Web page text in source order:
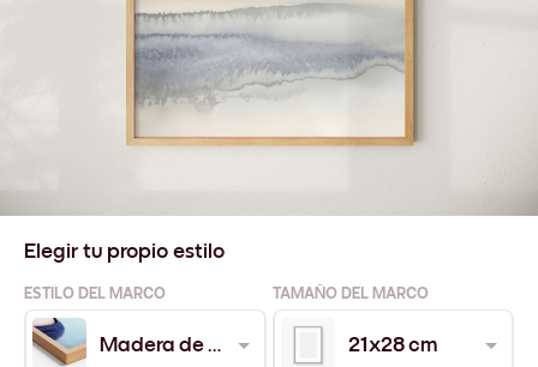
Elegir tu propio estilo
ESTILO DEL MARCO TAMAÑO DEL MARCO
Madera de Roble 21x28 cm